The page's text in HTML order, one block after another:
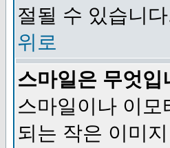
절될 수 있습니
위로
스마일은 무엇입
스마일이나 이
되는 작은 이미